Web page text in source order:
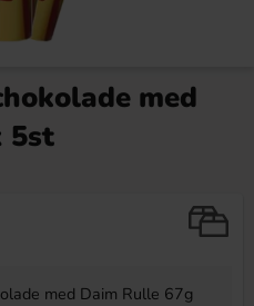
med
5st
med Daim Rulle 67g